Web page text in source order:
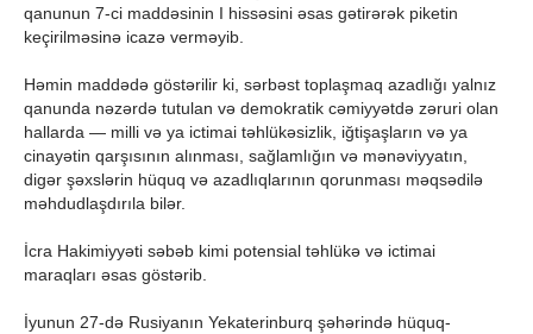
qanunun 7-ci maddəsinin I hissəsini əsas gətirərək piketin
keçirilməsinə icazə verməyib.
Həmin maddədə göstərilir ki, sərbəst toplaşmaq azadlığı yalnız
qanunda nəzərdə tutulan və demokratik cəmiyyətdə zəruri olan
hallarda — milli və ya ictimai təhlükəsizlik, iğtişaşların və ya
cinayətin qarşısının alınması, sağlamlığın və mənəviyyatın,
digər şəxslərin hüquq və azadlıqlarının qorunması məqsədilə
məhdudlaşdırıla bilər.
İcra Hakimiyyəti səbəb kimi potensial təhlükə və ictimai
maraqları əsas göstərib.
İyunun 27-də Rusiyanın Yekaterinburq şəhərində hüquq-